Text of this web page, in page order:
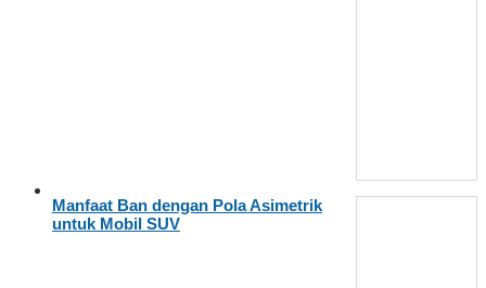
Manfaat Ban dengan Pola Asimetrik
untuk Mobil SUV